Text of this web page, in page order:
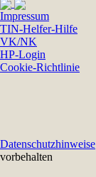
Impressum
TIN-Helfer-Hilfe
VK/NK
HP-Login
Cookie-Richtlinie
Datenschutzhinweise
vorbehalten